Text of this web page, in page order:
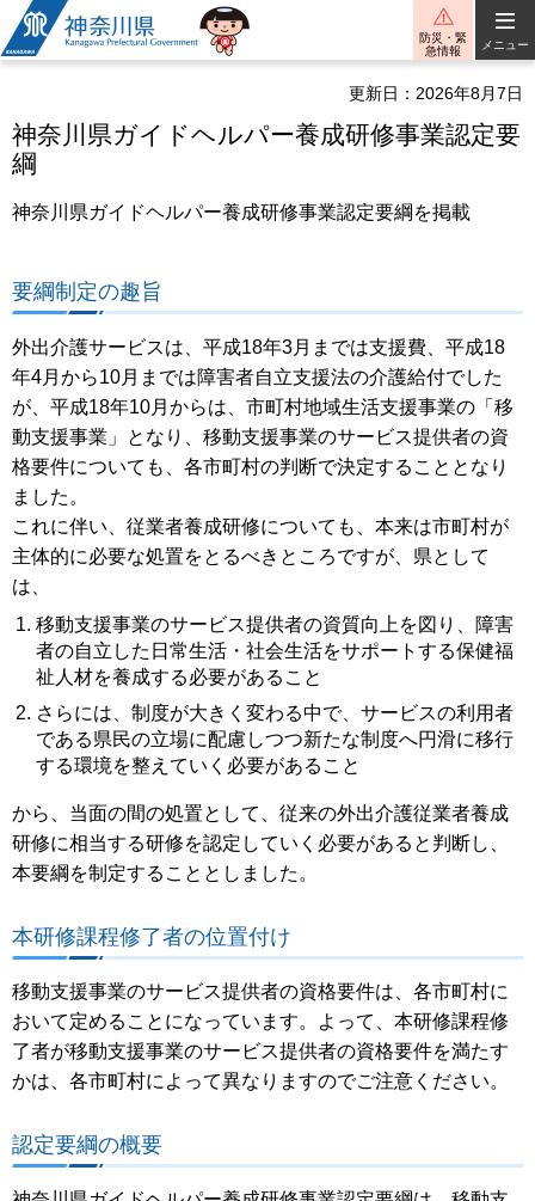
神奈川県
防災・緊
急情報
メニュー
更新日：2026年8月7日
神奈川県ガイドヘルパー養成研修事業認定要
綱
神奈川県ガイドヘルパー養成研修事業認定要綱を掲載
要綱制定の趣旨
外出介護サービスは、平成18年3月までは支援費、平成18
年4月から10月までは障害者自立支援法の介護給付でした
が、平成18年10月からは、市町村地域生活支援事業の「移
動支援事業」となり、移動支援事業のサービス提供者の資
格要件についても、各市町村の判断で決定することとなり
ました。
これに伴い、従業者養成研修についても、本来は市町村が
主体的に必要な処置をとるべきところですが、県として
は、
移動支援事業のサービス提供者の資質向上を図り、障害
者の自立した日常生活・社会生活をサポートする保健福
祉人材を養成する必要があること
さらには、制度が大きく変わる中で、サービスの利用者
である県民の立場に配慮しつつ新たな制度へ円滑に移行
する環境を整えていく必要があること
から、当面の間の処置として、従来の外出介護従業者養成
研修に相当する研修を認定していく必要があると判断し、
本要綱を制定することとしました。
本研修課程修了者の位置付け
移動支援事業のサービス提供者の資格要件は、各市町村に
おいて定めることになっています。よって、本研修課程修
了者が移動支援事業のサービス提供者の資格要件を満たす
かは、各市町村によって異なりますのでご注意ください。
認定要綱の概要